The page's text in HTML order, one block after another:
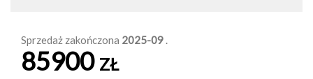
Sprzedaż zakończona 2025-09 .
85900 ZŁ